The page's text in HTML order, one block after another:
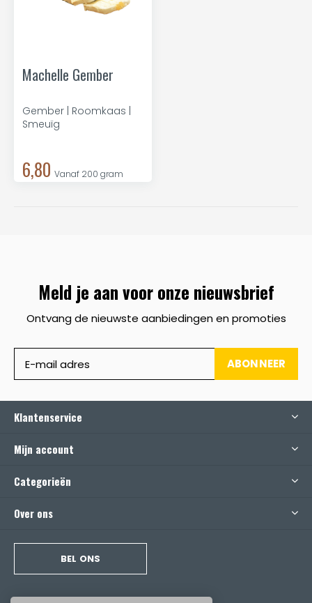
Machelle Gember
Gember | Roomkaas |
Smeuïg
6,80 Vanaf 200 gram
Meld je aan voor onze nieuwsbrief
Ontvang de nieuwste aanbiedingen en promoties
ABONNEER
Klantenservice
Mijn account
Categorieën
Over ons
BEL ONS